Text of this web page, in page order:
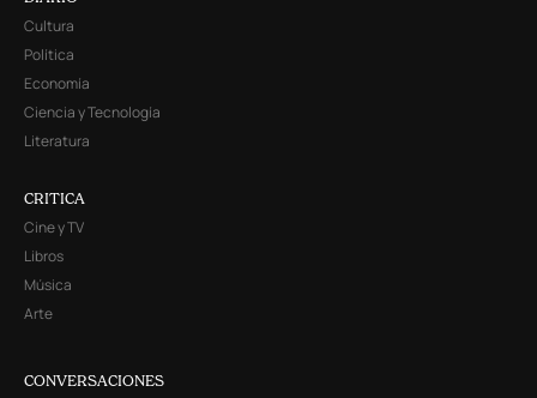
Cultura
Política
Economía
Ciencia y Tecnología
Literatura
CRITICA
Cine y TV
Libros
Música
Arte
CONVERSACIONES